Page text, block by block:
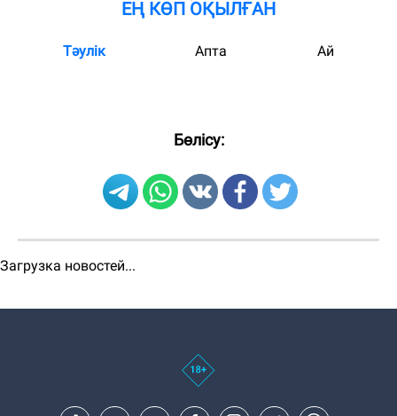
ЕҢ КӨП ОҚЫЛҒАН
Тәулік Апта Ай
Бөлісу:
Загрузка новостей...